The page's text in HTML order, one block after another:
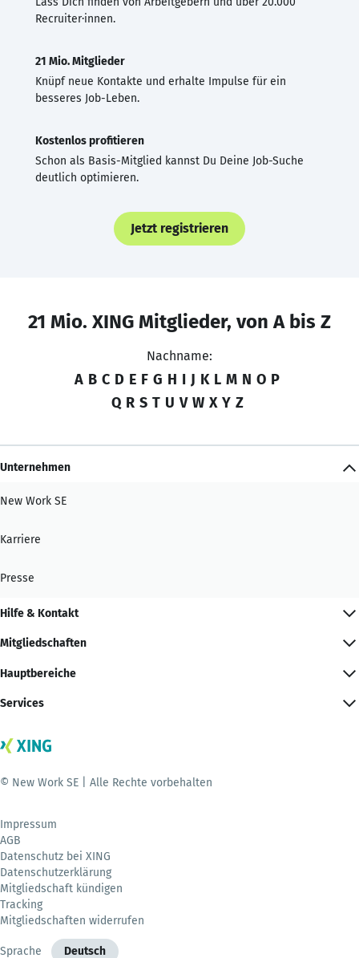
Recruiter·innen.
21 Mio. Mitglieder
Knüpf neue Kontakte und erhalte Impulse für ein
besseres Job-Leben.
Kostenlos profitieren
Schon als Basis-Mitglied kannst Du Deine Job-Suche
deutlich optimieren.
Jetzt registrieren
21 Mio. XING Mitglieder, von A bis Z
Nachname:
A B C D E F G H I J K L M N O P
Q R S T U V W X Y Z
Unternehmen
New Work SE
Karriere
Presse
Hilfe & Kontakt
Mitgliedschaften
Hauptbereiche
Services
© New Work SE | Alle Rechte vorbehalten
Impressum
AGB
Datenschutz bei XING
Datenschutzerklärung
Mitgliedschaft kündigen
Tracking
Mitgliedschaften widerrufen
Sprache Deutsch